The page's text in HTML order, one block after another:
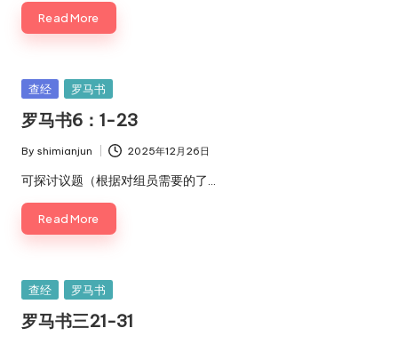
Read More
Posted
查经 罗马书
罗马书6：1-23
Posted
by
By shimianjun 2025年12月26日
可探讨议题（根据对组员需要的了…
Read More
Posted
查经 罗马书
罗马书三21-31